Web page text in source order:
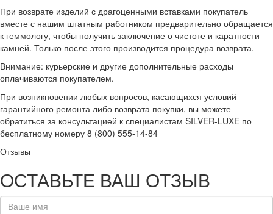
При возврате изделий с драгоценными вставками покупатель
вместе с нашим штатным работником предварительно обращается
к геммологу, чтобы получить заключение о чистоте и каратности
камней. Только после этого производится процедура возврата.
Внимание: курьерские и другие дополнительные расходы
оплачиваются покупателем.
При возникновении любых вопросов, касающихся условий
гарантийного ремонта либо возврата покупки, вы можете
обратиться за консультацией к специалистам SILVER-LUXE по
бесплатному номеру 8 (800) 555-14-84
Отзывы
ОСТАВЬТЕ ВАШ ОТЗЫВ